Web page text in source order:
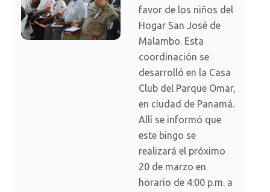
favor de los niños del
Hogar San José de
Malambo. Esta
coordinación se
desarrolló en la Casa
Club del Parque Omar,
en ciudad de Panamá.
Allí se informó que
este bingo se
realizará el próximo
20 de marzo en
horario de 4:00 p.m. a